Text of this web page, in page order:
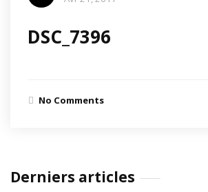
DSC_7396
No Comments
Derniers articles